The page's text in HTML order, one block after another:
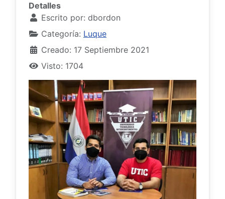
Detalles
Escrito por: dbordon
Categoría: Luque
Creado: 17 Septiembre 2021
Visto: 1704